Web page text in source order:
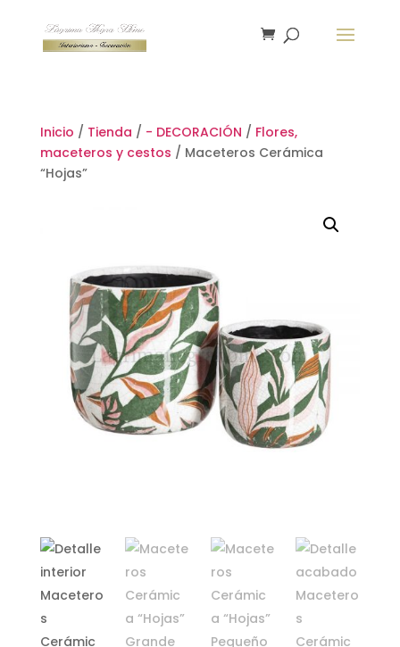
Inicio / Tienda / - DECORACIÓN / Flores,
maceteros y cestos / Maceteros Cerámica
“Hojas”